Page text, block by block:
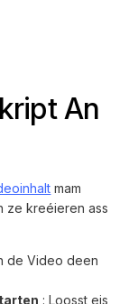
An
mam
ze kreéieren ass
de Video deen
: Loosst eis